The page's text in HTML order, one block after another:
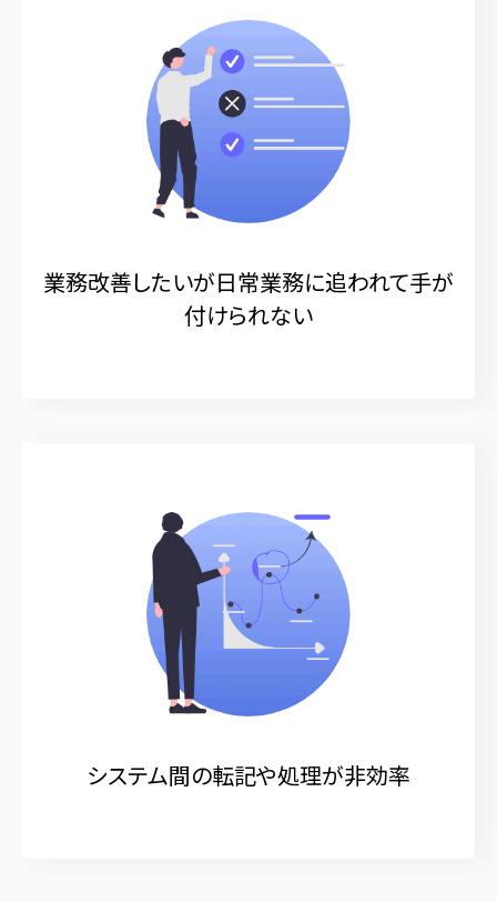
業務改善したいが日常業務に追われて手が
付けられない
システム間の転記や処理が非効率